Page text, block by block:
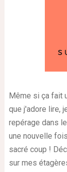
Même si ça fait
que j'adore lire,
repérage dans
une nouvelle
sacré coup !
sur mes